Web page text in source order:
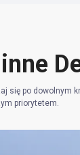
się po dowolnym
priorytetem.